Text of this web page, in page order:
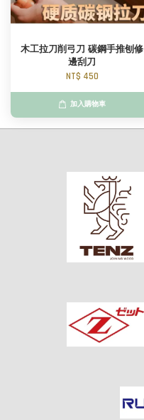
木工拉刀削弓刀 碳鋼手推刨修
邊刮刀
NT$ 450
加入購物車